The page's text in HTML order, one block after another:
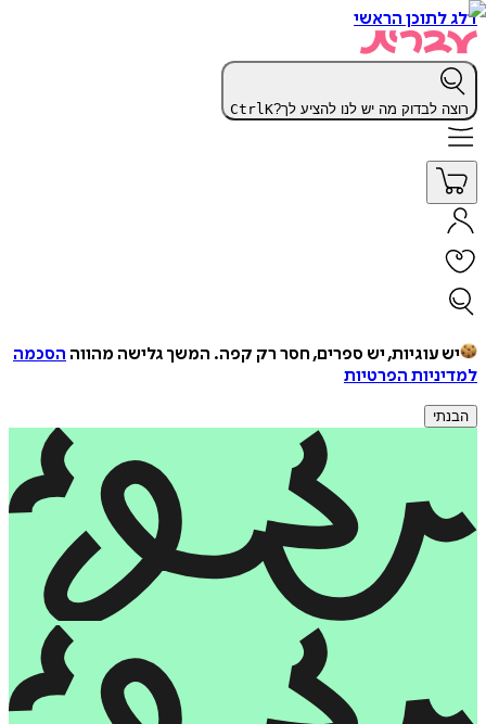
דלג לתוכן הראשי
רוצה לבדוק מה יש לנו להציע לך? CtrlK
יש עוגיות, יש ספרים, חסר רק קפה. המשך גלישה מהווה הסכמה
למדיניות הפרטיות
הבנתי